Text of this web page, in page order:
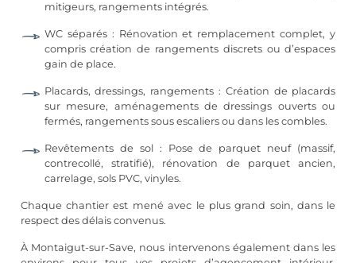
mitigeurs, rangements intégrés.
WC séparés : Rénovation et remplacement complet, y
compris création de rangements discrets ou d’espaces
gain de place.
Placards, dressings, rangements : Création de placards
sur mesure, aménagements de dressings ouverts ou
fermés, rangements sous escaliers ou dans les combles.
Revêtements de sol : Pose de parquet neuf (massif,
contrecollé, stratifié), rénovation de parquet ancien,
carrelage, sols PVC, vinyles.
Chaque chantier est mené avec le plus grand soin, dans le
respect des délais convenus.
À Montaigut-sur-Save, nous intervenons également dans les